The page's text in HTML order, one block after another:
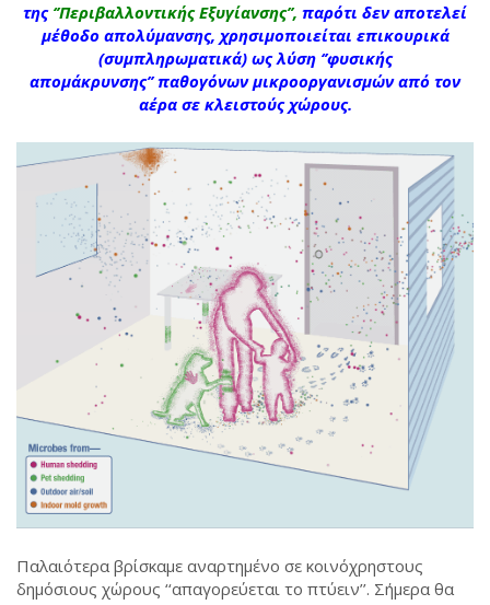
της ‘’Περιβαλλοντικής Εξυγίανσης’’, παρότι δεν αποτελεί
μέθοδο απολύμανσης, χρησιμοποιείται επικουρικά
(συμπληρωματικά) ως λύση ‘’φυσικής
απομάκρυνσης’’παθογόνων μικροοργανισμών από τον
αέρα σε κλειστούς χώρους.
Παλαιότερα βρίσκαμε αναρτημένο σε κοινόχρηστους
δημόσιους χώρους ‘‘απαγορεύεται το πτύειν’’. Σήμερα θα